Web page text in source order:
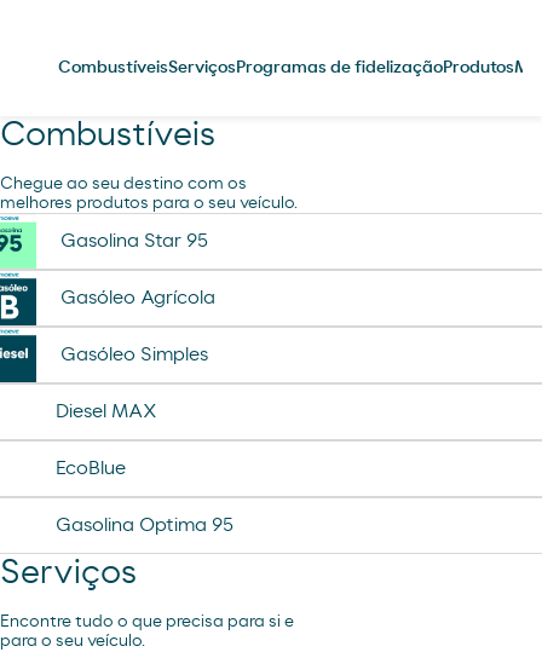
CombustíveisServiços Programas de fidelizaçãoProdutos
Combustíveis
Chegue ao seu destino com os
melhores produtos para o seu veículo.
Gasolina Star 95
Gasóleo Agrícola
Gasóleo Simples
Diesel MAX
EcoBlue
Gasolina Optima 95
Serviços
Encontre tudo o que precisa para si e
para o seu veículo.